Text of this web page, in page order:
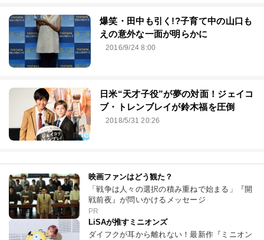
爆笑・田中も引く!?子育て中の山口も
えの意外な一面が明らかに
2016/9/24 8:00
日米“天才子役”が夢の対面！ジェイコ
ブ・トレンブレイが鈴木福を圧倒
2018/5/31 20:26
映画ファンはどう観た？
「戦争は人々の選択の積み重ねで始まる」『開
戦前夜』が問いかけるメッセージ
PR
LiSAが推すミニオンズ
ダイフクが耳から離れない！最新作『ミニオン